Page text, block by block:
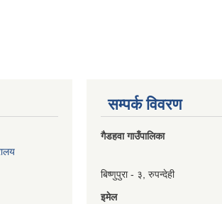
सम्पर्क विवरण
गैडहवा गाउँपालिका
बिष्णुपुरा - ३, रुपन्देही
इमेल